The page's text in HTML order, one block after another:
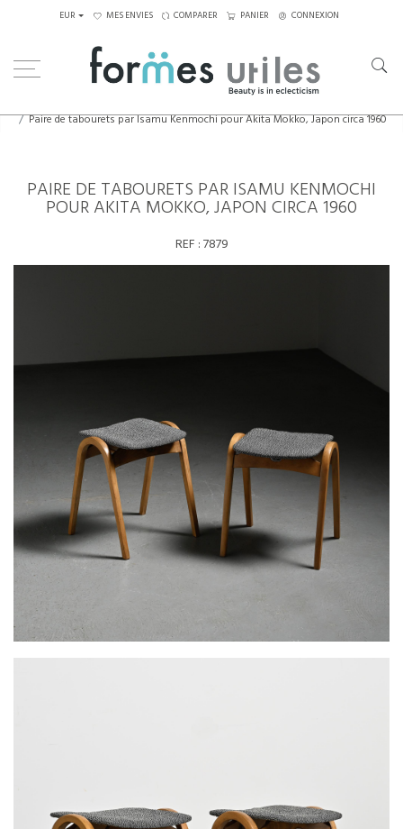
EUR MES ENVIES COMPARER PANIER CONNEXION
Paire de tabourets par Isamu Kenmochi pour Akita Mokko, Japon circa 1960
PAIRE DE TABOURETS PAR ISAMU KENMOCHI
POUR AKITA MOKKO, JAPON CIRCA 1960
REF :7879